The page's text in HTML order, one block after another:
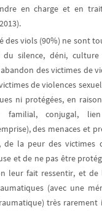
en charge et en
des viols (90%) ne sont
silence, déni,
des victimes de
de violences
ni protégées, en
familial, conjugal,
des menaces et
de la peur des victimes
et de ne pas être
leur fait ressentir, et de
(avec une
très rarement